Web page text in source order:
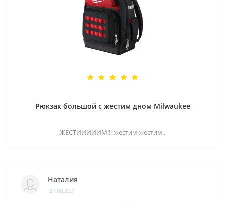
Рюкзак большой с жестим дном Milwaukee
ЖЕСТИИИИИМ!!! жестим жестим..
Наталия
27.08.2021